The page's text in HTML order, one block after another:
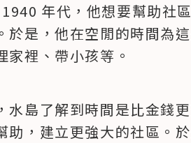
年代，他想要幫助社
於是，他在空閒的時間為
家裡、帶小孩等。
水島了解到時間是比金錢
助，建立更強大的社區。